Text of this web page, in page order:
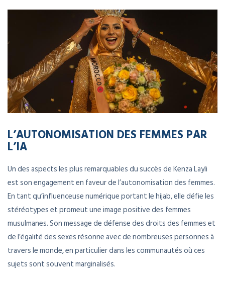
L’AUTONOMISATION DES FEMMES PAR
L’IA
Un des aspects les plus remarquables du succès de Kenza Layli
est son engagement en faveur de l’autonomisation des femmes.
En tant qu’influenceuse numérique portant le hijab, elle défie les
stéréotypes et promeut une image positive des femmes
musulmanes. Son message de défense des droits des femmes et
de l’égalité des sexes résonne avec de nombreuses personnes à
travers le monde, en particulier dans les communautés où ces
sujets sont souvent marginalisés.